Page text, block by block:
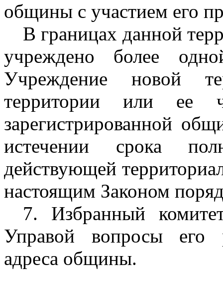
общины с участием его
В границах данной
учреждено более
Учреждение новой
территории или ее
зарегистрированной
истечении срока
действующей
настоящим Законом
7. Избранный
Управой вопросы его
адреса общины.